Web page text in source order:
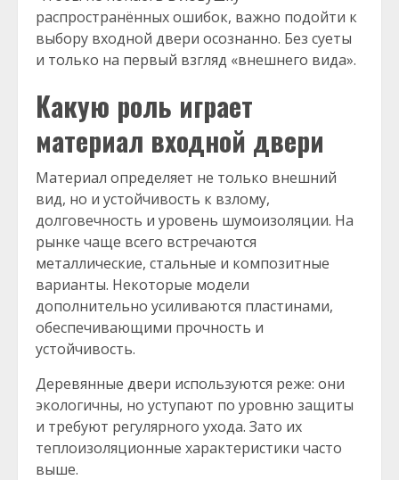
распространённых ошибок, важно подойти к
выбору входной двери осознанно. Без суеты
и только на первый взгляд «внешнего вида».
Какую роль играет
материал входной двери
Материал определяет не только внешний
вид, но и устойчивость к взлому,
долговечность и уровень шумоизоляции. На
рынке чаще всего встречаются
металлические, стальные и композитные
варианты. Некоторые модели
дополнительно усиливаются пластинами,
обеспечивающими прочность и
устойчивость.
Деревянные двери используются реже: они
экологичны, но уступают по уровню защиты
и требуют регулярного ухода. Зато их
теплоизоляционные характеристики часто
выше.